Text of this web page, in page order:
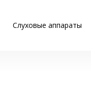
Слуховые аппараты